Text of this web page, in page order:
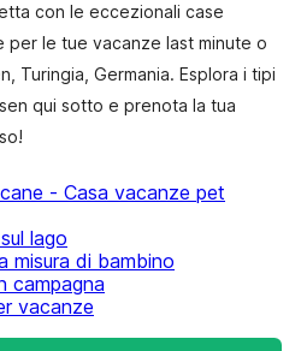
con le eccezionali case
le tue vacanze last minute o
Turingia, Germania. Esplora i tipi
qui sotto e prenota la tua
- Casa vacanze pet
lago
misura di bambino
campagna
vacanze